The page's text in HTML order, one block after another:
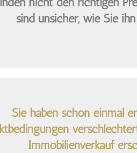
sind unsicher, wie Sie
Sie haben schon einmal
Immobilienverkauf